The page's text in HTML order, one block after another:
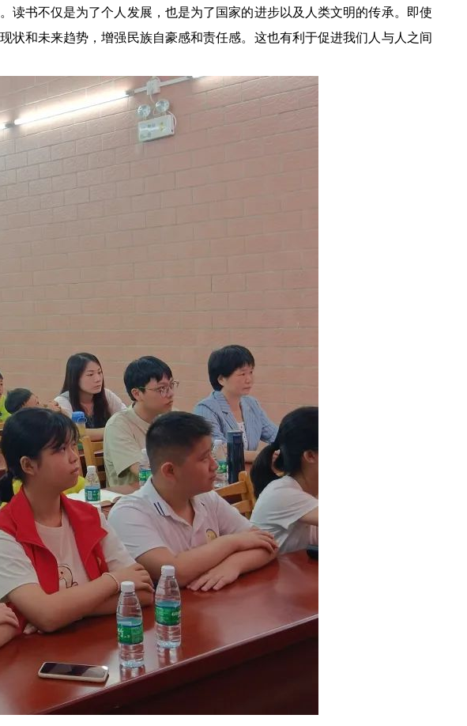
书不仅是为了个人发展，也是为了国家的进步以及人类文明的传承。即使
和未来趋势，增强民族自豪感和责任感。这也有利于促进我们人与人之间